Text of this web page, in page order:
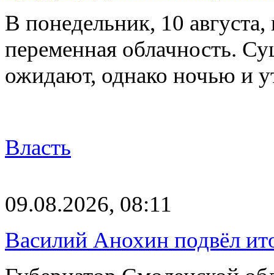
В понедельник, 10
переменная облачность.
ожидают, однако ночью и
Власть
09.08.2026, 08:11
Василий Анохин подвёл